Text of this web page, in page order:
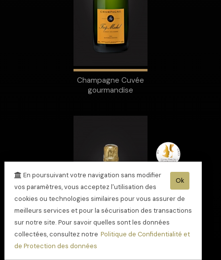
Champagne Cuvée
gourmandise
Ok
En poursuivant votre navigation sans modifier
vos paramètres, vous acceptez l'utilisation des
cookies ou technologies similaires pour vous assurer de
meilleurs services et pour la sécurisation des transactions
sur notre site. Pour savoir quelles sont les données
collectées, consultez notre Politique de Confidentialité et
de Protection des données